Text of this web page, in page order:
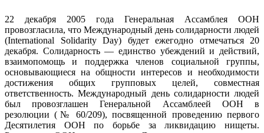
22 декабря 2005 года Генеральная Ассамблея ООН
провозгласила, что Международный день солидарности людей
(International Solidarity Day) будет ежегодно отмечаться 20
декабря. Солидарность — единство убеждений и действий,
взаимопомощь и поддержка членов социальной группы,
основывающиеся на общности интересов и необходимости
достижения общих групповых целей, совместная
ответственность. Международный день солидарности людей
был провозглашен Генеральной Ассамблеей ООН в
резолюции (№ 60/209), посвященной проведению первого
Десятилетия ООН по борьбе за ликвидацию нищеты.